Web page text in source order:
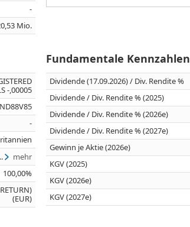
-
Mio.
-,00005
-
mehr
100,00%
(EUR)
Fundamentale Kennzahlen
Dividende (17.09.2026) / Div. Rendite %
Dividende / Div. Rendite % (2025)
Dividende / Div. Rendite % (2026e)
Dividende / Div. Rendite % (2027e)
Gewinn je Aktie (2026e)
KGV (2025)
KGV (2026e)
KGV (2027e)